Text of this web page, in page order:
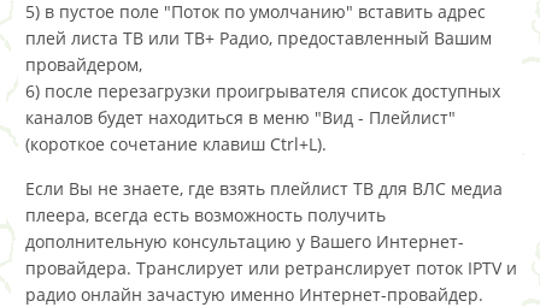
5) в пустое поле "Поток по умолчанию" вставить адрес
плей листа ТВ или ТВ+ Радио, предоставленный Вашим
провайдером,
6) после перезагрузки проигрывателя список доступных
каналов будет находиться в меню "Вид - Плейлист"
(короткое сочетание клавиш Ctrl+L).
Если Вы не знаете, где взять плейлист ТВ для ВЛС медиа
плеера, всегда есть возможность получить
дополнительную консультацию у Вашего Интернет-
провайдера. Транслирует или ретранслирует поток IPTV и
радио онлайн зачастую именно Интернет-провайдер.